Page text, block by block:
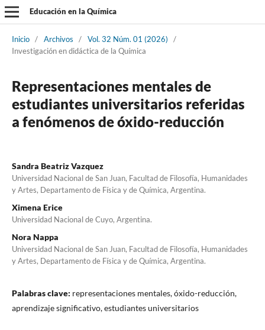
Educación en la Química
Inicio / Archivos / Vol. 32 Núm. 01 (2026)
/
Investigación en didáctica de la Química
Representaciones mentales de
estudiantes universitarios referidas
a fenómenos de óxido-reducción
Sandra Beatriz Vazquez
Universidad Nacional de San Juan, Facultad de Filosofía, Humanidades
y Artes, Departamento de Física y de Química, Argentina.
Ximena Erice
Universidad Nacional de Cuyo, Argentina.
Nora Nappa
Universidad Nacional de San Juan, Facultad de Filosofía, Humanidades
y Artes, Departamento de Física y de Química, Argentina.
Palabras clave: representaciones mentales, óxido-reducción,
aprendizaje significativo, estudiantes universitarios